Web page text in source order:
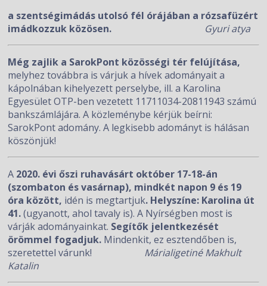
a szentségimádás utolsó fél órájában a rózsafüzért
imádkozzuk közösen. Gyuri atya
Még zajlik a SarokPont közösségi tér felújítása,
melyhez továbbra is várjuk a hívek adományait a
kápolnában kihelyezett perselybe, ill. a Karolina
Egyesület OTP-ben vezetett 11711034-20811943 számú
bankszámlájára. A közleménybe kérjük beírni:
SarokPont adomány. A legkisebb adományt is hálásan
köszönjük!
A 2020. évi őszi ruhavásárt október 17-18-án
(szombaton és vasárnap), mindkét napon 9 és 19
óra között, idén is megtartjuk. Helyszíne: Karolina út
41.(ugyanott, ahol tavaly is). A Nyírségben most is
várják adományainkat. Segítők jelentkezését
örömmel fogadjuk. Mindenkit, ez esztendőben is,
szeretettel várunk! Márialigetiné Makhult
Katalin